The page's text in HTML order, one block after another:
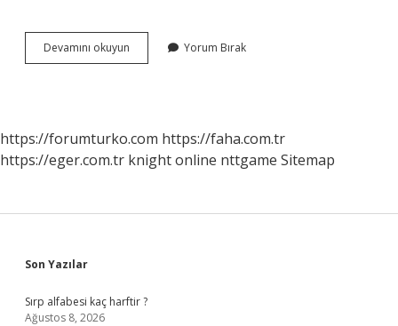
Devamını okuyun
Ve
Yorum Bırak
https://forumturko.com https://faha.com.tr
https://eger.com.tr knight online nttgame Sitemap
Sidebar
Son Yazılar
Sırp alfabesi kaç harftir ?
Ağustos 8, 2026